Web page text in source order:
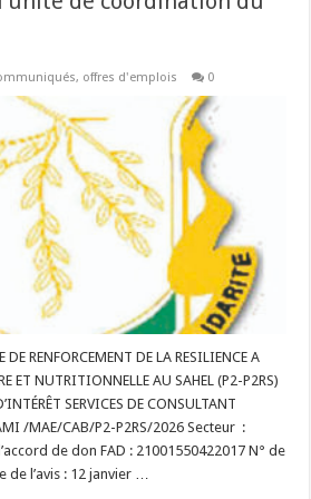
, offres d'emplois 0
RENFORCEMENT DE LA RESILIENCE A
ET NUTRITIONNELLE AU SAHEL (P2-P2RS)
SERVICES DE CONSULTANT
/MAE/CAB/P2-P2RS/2026 Secteur :
de don FAD : 21001550422017 N° de
de l’avis : 12 janvier …